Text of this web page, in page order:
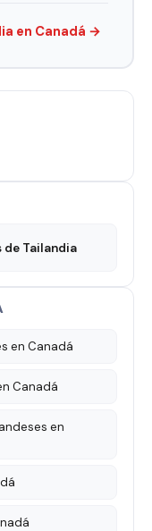
Tailandia
en Canadá
Canadá
en
en Canadá →